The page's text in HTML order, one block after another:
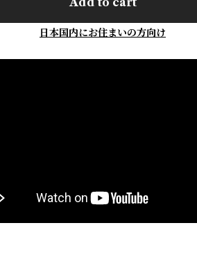
日本国内にお住まいの方向け